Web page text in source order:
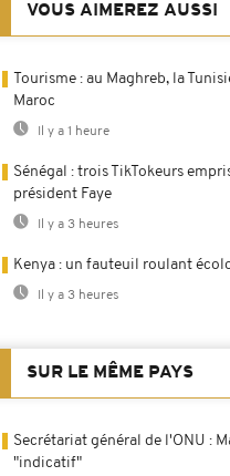
VOUS AIMEREZ AUSSI
Tourisme : au Maghreb, la
Maroc
Il y a 1 heure
Sénégal : trois TikTokeurs
président Faye
Il y a 3 heures
Kenya : un fauteuil roulant
Il y a 3 heures
SUR LE MÊME PAYS
Secrétariat général de l'ONU :
"indicatif"